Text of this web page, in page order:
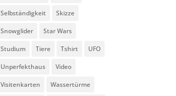
Selbständigkeit Skizze
Snowglider Star Wars
Studium Tiere Tshirt UFO
Unperfekthaus Video
Visitenkarten Wassertürme